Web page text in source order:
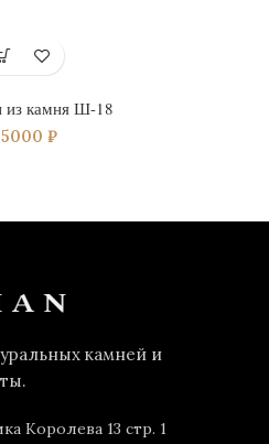
камня Ш-18
₽
камней и
Королева 13 стр. 1